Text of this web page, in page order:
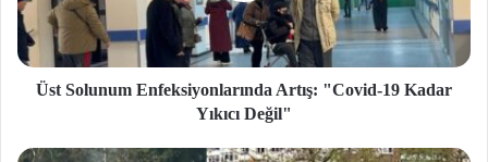
Üst Solunum Enfeksiyonlarında Artış: "Covid-19 Kadar
Yıkıcı Değil"